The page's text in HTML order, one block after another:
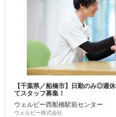
【千葉県／船橋市】日勤のみ◎週
てスタッフ募集！
ウェルビー西船橋駅前センター
ウェルビー株式会社